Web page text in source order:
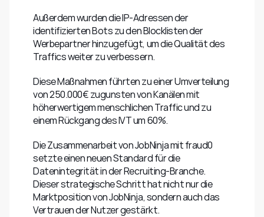
Außerdem wurden die IP-Adressen der
identifizierten Bots zu den Blocklisten der
Werbepartner hinzugefügt, um die Qualität des
Traffics weiter zu verbessern.
Diese Maßnahmen führten zu einer Umverteilung
von 250.000€ zugunsten von Kanälen mit
höherwertigem menschlichen Traffic und zu
einem Rückgang des IVT um 60%.
Die Zusammenarbeit von JobNinja mit fraud0
setzte einen neuen Standard für die
Datenintegrität in der Recruiting-Branche.
Dieser strategische Schritt hat nicht nur die
Marktposition von JobNinja, sondern auch das
Vertrauen der Nutzer gestärkt.